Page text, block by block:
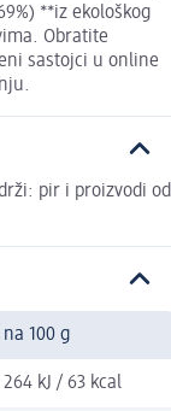
**iz ekološkog
Obratite
sastojci u online
pir i proizvodi od
na 100 g
264 kJ / 63 kcal